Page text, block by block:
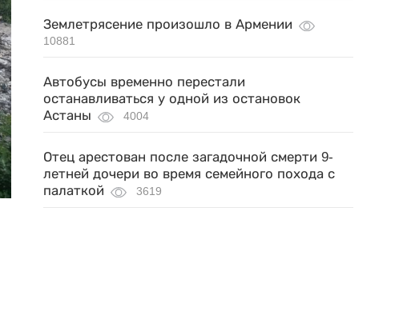
Землетрясение произошло в Армении
10881
Автобусы временно перестали
останавливаться у одной из остановок
Астаны
4004
Отец арестован после загадочной смерти 9-
летней дочери во время семейного похода с
палаткой
3619